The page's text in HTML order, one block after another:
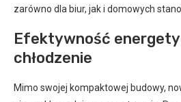
zarówno dla biur, jak i domowych
Efektywność
chłodzenie
Mimo swojej kompaktowej budowy,